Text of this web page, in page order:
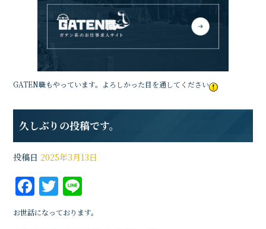
GATEN職もやっています。よろしかった目を通してください
久しぶりの投稿です。
投稿日 2025年3月13日
F
a
T
w n
お世話になっております。